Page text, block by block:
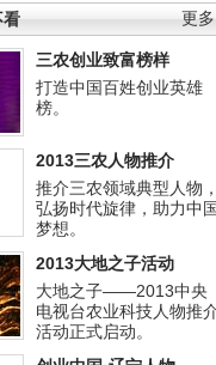
更多
看
三农创业致富榜样
打造中国百姓创业英雄
榜。
2013三农人物推介
推介三农领域典型人物，
弘扬时代旋律，助力中国
梦想。
2013大地之子活动
大地之子——2013中央
电视台农业科技人物推
活动正式启动。